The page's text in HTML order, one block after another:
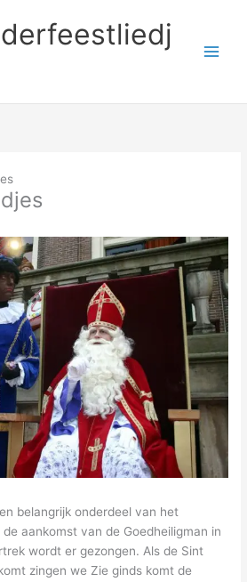
belangrijk onderdeel van het
aankomst van de Goedheiligman in
wordt er gezongen. Als de Sint
zingen we Zie ginds komt de